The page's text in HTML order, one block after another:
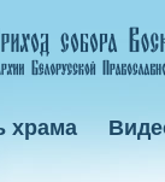
храма